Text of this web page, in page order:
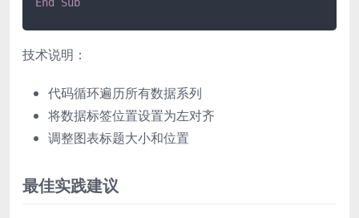
技术说明：
代码循环遍历所有数据系列
将数据标签位置设置为左对齐
调整图表标题大小和位置
最佳实践建议